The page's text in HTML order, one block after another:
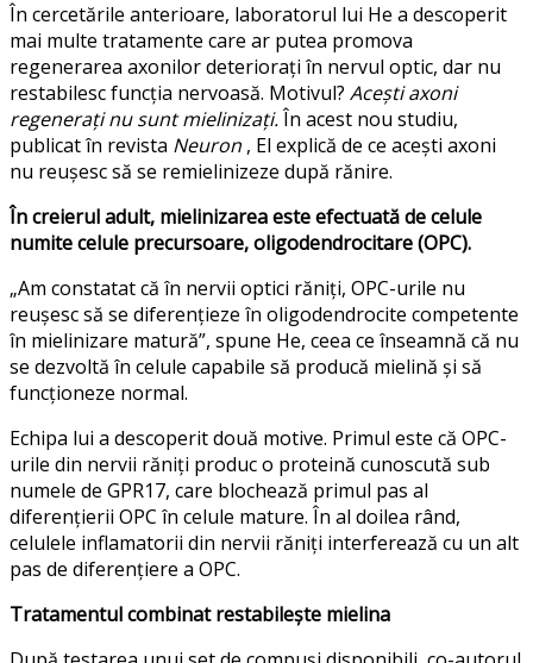
În cercetările anterioare, laboratorul lui He a descoperit
mai multe tratamente care ar putea promova
regenerarea axonilor deteriorați în nervul optic, dar nu
restabilesc funcția nervoasă. Motivul? Acești axoni
regenerați nu sunt mielinizați.În acest nou studiu,
publicat în revista Neuron , El explică de ce acești axoni
nu reușesc să se remielinizeze după rănire.
În creierul adult, mielinizarea este efectuată de celule
numite celule precursoare, oligodendrocitare (OPC).
„Am constatat că în nervii optici răniți, OPC-urile nu
reușesc să se diferențieze în oligodendrocite competente
în mielinizare matură”, spune He, ceea ce înseamnă că nu
se dezvoltă în celule capabile să producă mielină și să
funcționeze normal.
Echipa lui a descoperit două motive. Primul este că OPC-
urile din nervii răniți produc o proteină cunoscută sub
numele de GPR17, care blochează primul pas al
diferențierii OPC în celule mature. În al doilea rând,
celulele inflamatorii din nervii răniți interferează cu un alt
pas de diferențiere a OPC.
Tratamentul combinat restabilește mielina